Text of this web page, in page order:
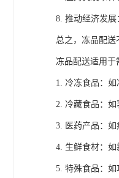
8. 推动经济发
总之，冻品配送
冻品配送适用于
1. 冷冻食品：如
2. 冷藏食品：如
3. 医药产品：如
4. 生鲜食材：如
5. 特殊食品：如